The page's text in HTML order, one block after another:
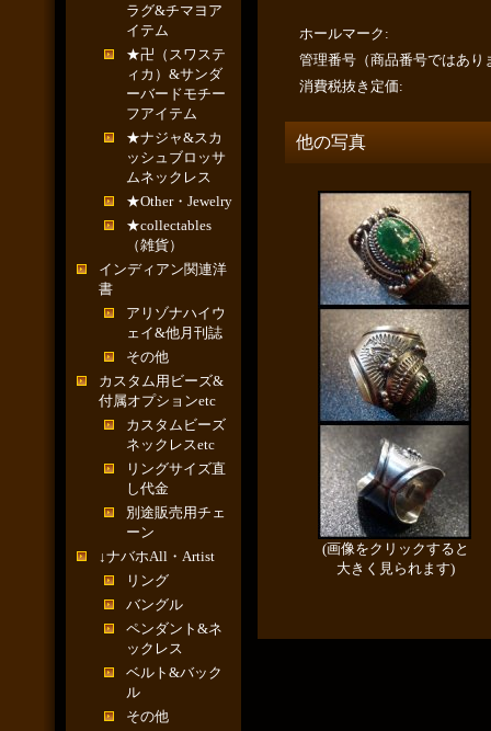
ラグ&チマヨア
イテム
★卍（スワステ
ィカ）&サンダ
ーバードモチー
フアイテム
★ナジャ&スカ
ッシュブロッサ
ムネックレス
★Other・Jewelry
★collectables
（雑貨）
インディアン関連洋
書
アリゾナハイウ
ェイ&他月刊誌
その他
カスタム用ビーズ&
付属オプションetc
カスタムビーズ
ネックレスetc
リングサイズ直
し代金
別途販売用チェ
ーン
↓ナバホAll・Artist
リング
バングル
ペンダント&ネ
ックレス
ベルト&バック
ル
その他
ホールマーク :
管理番号（商品番号ではあり
消費税抜き定価:
他の写真
(画像をクリックすると
大きく見られます)